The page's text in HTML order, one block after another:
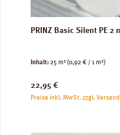
PRINZ Basic Silent PE
Inhalt:25 m²(0,92 € / 1 m²)
Regulärer Preis:
22,95 €
Preise inkl. MwSt. zzgl.